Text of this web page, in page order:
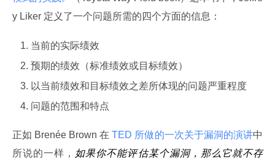
y Liker 定义了一个问题所需的四个方面的信息：
当前的实际绩效
预期的绩效（标准绩效或目标绩效）
以当前绩效和目标绩效之差所体现的问题严重程度
问题的范围和特点
正如 Brenée Brown 在 TED 所做的一次关于漏洞的演讲中
所说的一样， 如果你不能评估某个漏洞，那么它就不存